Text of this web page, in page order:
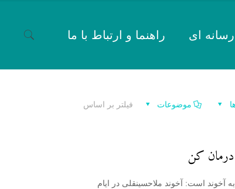
ای راهنما و ارتباط با ما
فیلتر بر اساس موضوعات
درمان کن
آخوند است: آخوند ملاحسینقلی در ایام